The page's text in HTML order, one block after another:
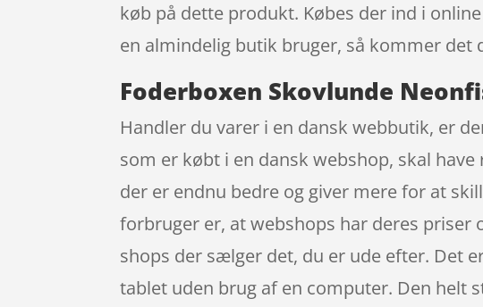
køb på dette produkt. Købes der ind i
en almindelig butik bruger, så kommer det
Foderboxen Skovlunde
Handler du varer i en dansk webbutik, er
som er købt i en dansk webshop, skal
der er endnu bedre og giver mere for at
forbruger er, at webshops har deres priser
shops der sælger det, du er ude efter. Det
tablet uden brug af en computer. Den helt